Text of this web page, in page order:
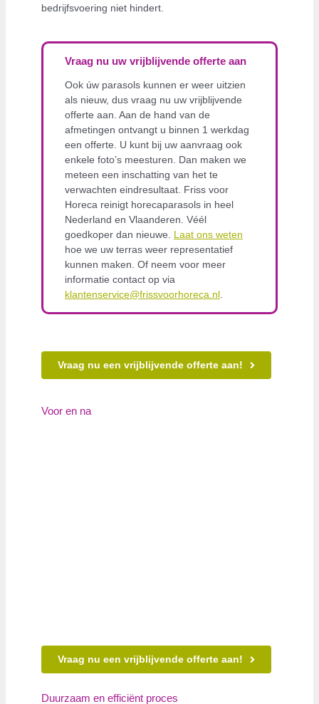
bedrijfsvoering niet hindert.
Vraag nu uw vrijblijvende offerte aan
Ook úw parasols kunnen er weer uitzien
als nieuw, dus vraag nu uw vrijblijvende
offerte aan. Aan de hand van de
afmetingen ontvangt u binnen 1 werkdag
een offerte. U kunt bij uw aanvraag ook
enkele foto’s meesturen. Dan maken we
meteen een inschatting van het te
verwachten eindresultaat. Friss voor
Horeca reinigt horecaparasols in heel
Nederland en Vlaanderen. Véél
goedkoper dan nieuwe. Laat ons weten
hoe we uw terras weer representatief
kunnen maken. Of neem voor meer
informatie contact op via
klantenservice@frissvoorhoreca.nl
Vraag nu een vrijblijvende offerte aan!
Voor en na
Vraag nu een vrijblijvende offerte aan!
Duurzaam en efficiënt proces